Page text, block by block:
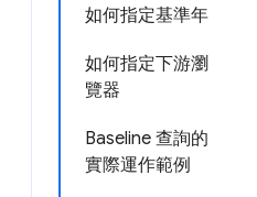
如何指定基準年
如何指定下游瀏
覽器
Baseline 查詢的
實際運作範例